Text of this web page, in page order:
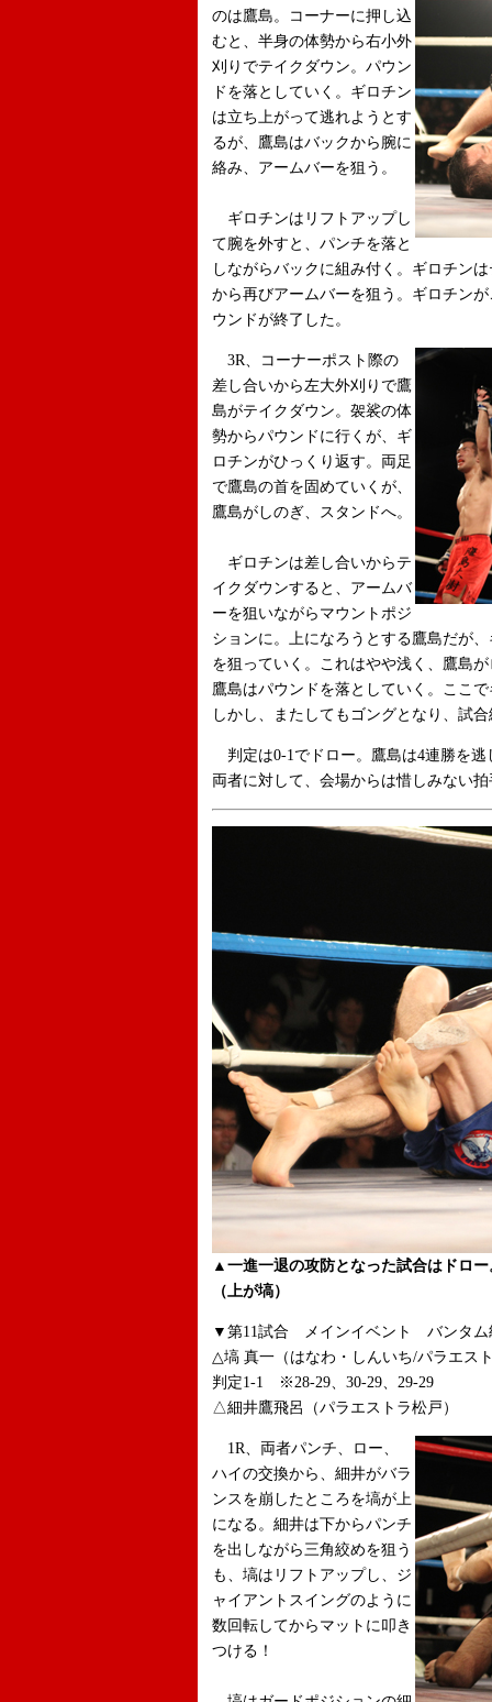
のは鷹島。コーナーに押し込
むと、半身の体勢から右小外
刈りでテイクダウン。パウン
ドを落としていく。ギロチン
は立ち上がって逃れようとす
るが、鷹島はバックから腕に
絡み、アームバーを狙う。
ギロチンはリフトアップし
て腕を外すと、パンチを落と
しながらバックに組み付く。ギロチン
から再びアームバーを狙う。ギロチン
ウンドが終了した。
3R、コーナーポスト際の
差し合いから左大外刈りで鷹
島がテイクダウン。袈裟の体
勢からパウンドに行くが、ギ
ロチンがひっくり返す。両足
で鷹島の首を固めていくが、
鷹島がしのぎ、スタンドへ。
ギロチンは差し合いからテ
イクダウンすると、アームバ
ーを狙いながらマウントポジ
ションに。上になろうとする鷹島だが
を狙っていく。これはやや浅く、鷹島
鷹島はパウンドを落としていく。ここ
しかし、またしてもゴングとなり、試
判定は0-1でドロー。鷹島は4連勝を
両者に対して、会場からは惜しみない
▲一進一退の攻防となった試合はドロ
（上が塙）
▼第11試合 メインイベント バンタ
△塙 真一（はなわ・しんいち/パラエス
判定1-1 ※28-29、30-29、29-29
△細井鷹飛呂（パラエストラ松戸）
1R、両者パンチ、ロー、
ハイの交換から、細井がバラ
ンスを崩したところを塙が上
になる。細井は下からパンチ
を出しながら三角絞めを狙う
も、塙はリフトアップし、ジ
ャイアントスイングのように
数回転してからマットに叩き
つける！